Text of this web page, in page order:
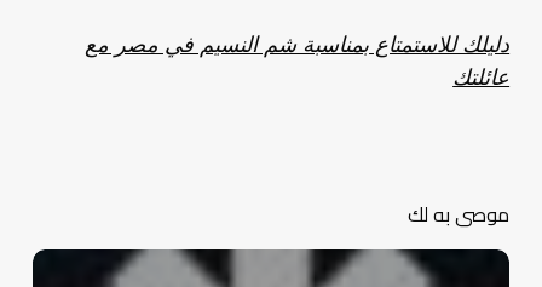
دليلك للاستمتاع بمناسبة شم النسيم في مصر مع
عائلتك
موصى به لك